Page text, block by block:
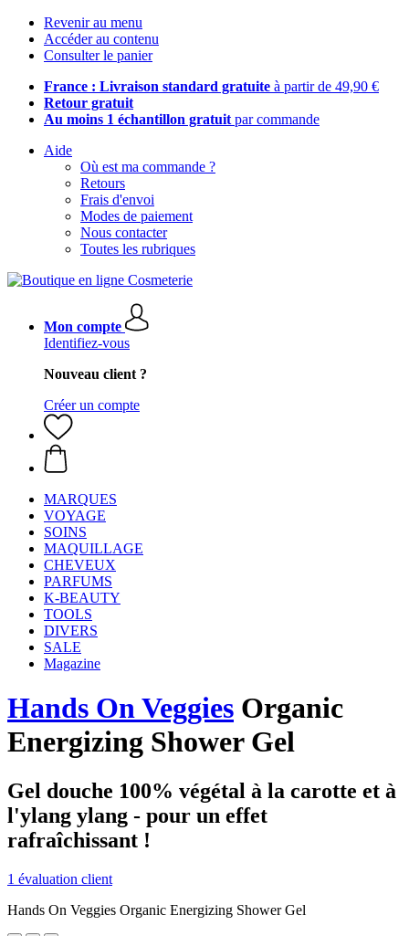
Revenir au menu
Accéder au contenu
Consulter le panier
France : Livraison standard gratuite à partir de 49,90 €
Retour gratuit
Au moins 1 échantillon gratuit par commande
Aide
Où est ma commande ?
Retours
Frais d'envoi
Modes de paiement
Nous contacter
Toutes les rubriques
Mon compte
Identifiez-vous
Nouveau client ?
Créer un compte
MARQUES
VOYAGE
SOINS
MAQUILLAGE
CHEVEUX
PARFUMS
K-BEAUTY
TOOLS
DIVERS
SALE
Magazine
Hands On Veggies Organic
Energizing Shower Gel
Gel douche 100% végétal à la carotte et à
l'ylang ylang - pour un effet
rafraîchissant !
1 évaluation client
Hands On Veggies Organic Energizing Shower Gel